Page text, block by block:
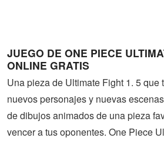
Animaciones
JUEGO DE ONE PIECE
ONLINE GRATIS
Una pieza de Ultimate Fight 1. 5 que
nuevos personajes y nuevas
de dibujos animados de una pieza
vencer a tus oponentes. One Piece